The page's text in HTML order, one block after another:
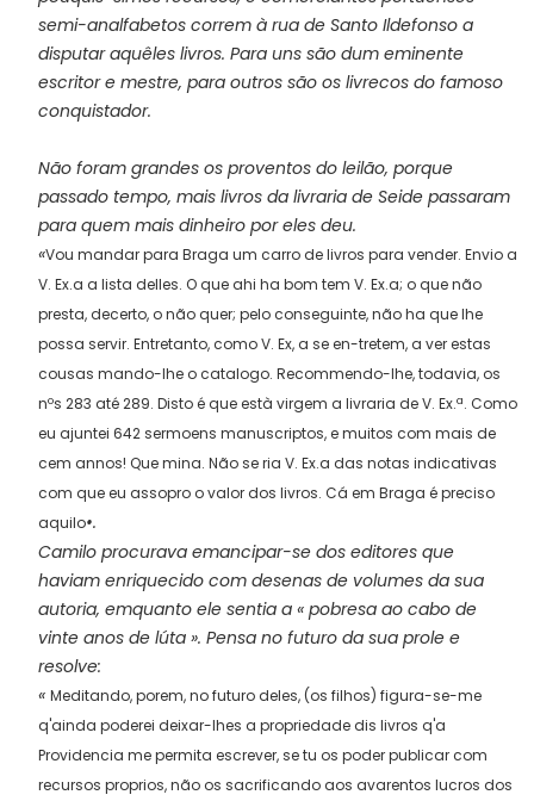
semi-analfabetos correm à rua de Santo Ildefonso a
disputar aquêles livros. Para uns são dum eminente
escritor e mestre, para outros são os livrecos do famoso
conquistador.
Não foram grandes os proventos do leilão, porque
passado tempo, mais livros da livraria de Seide passaram
para quem mais dinheiro por eles deu.
«Vou mandar para Braga um carro de livros para vender. Envio a
V. Ex.a a lista delles. O que ahi ha bom tem V. Ex.a; o que não
presta, decerto, o não quer; pelo conseguinte, não ha que lhe
possa servir. Entretanto, como V. Ex, a se en-tretem, a ver estas
cousas mando-lhe o catalogo. Recommendo-lhe, todavia, os
nºs 283 até 289. Disto é que està virgem a livraria de V. Ex.ª. Como
eu ajuntei 642 sermoens manuscriptos, e muitos com mais de
cem annos! Que mina. Não se ria V. Ex.a das notas indicativas
com que eu assopro o valor dos livros. Cá em Braga é preciso
aquilo•.
Camilo procurava emancipar-se dos editores que
haviam enriquecido com desenas de volumes da sua
autoria, emquanto ele sentia a « pobresa ao cabo de
vinte anos de lúta ». Pensa no futuro da sua prole e
resolve:
« Meditando, porem, no futuro deles, (os filhos) figura-se-me
q'ainda poderei deixar-lhes a propriedade dis livros q'a
Providencia me permita escrever, se tu os poder publicar com
recursos proprios, não os sacrificando aos avarentos lucros dos